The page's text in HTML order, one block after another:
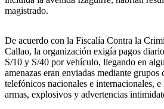
magistrado.
De acuerdo con la Fiscalía Contra la
Callao, la organización exigía pagos
S/10 y S/40 por vehículo, llegando en
amenazas eran enviadas mediante
telefónicos nacionales e internacionales,
armas, explosivos y advertencias